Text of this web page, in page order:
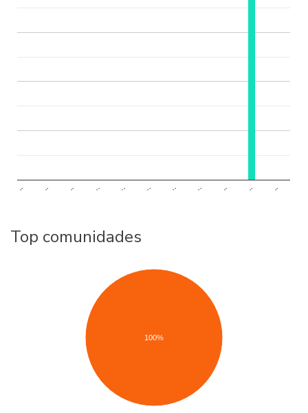
.. .. .. .. .. .. .. .. .. .. ..
Top comunidades
100%